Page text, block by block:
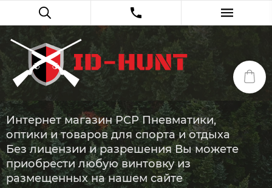
Интернет магазин PCP Пневматики,
оптики и товаров для спорта и отдыха
Без лицензии и разрешения Вы можете
приобрести любую винтовку из
размещенных на нашем сайте